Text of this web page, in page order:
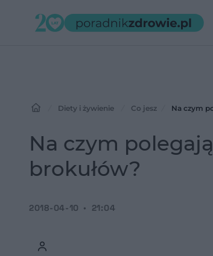
Diety i żywienie Co jesz Na czym
Na czym
brokułów?
2018-04-10 21:04